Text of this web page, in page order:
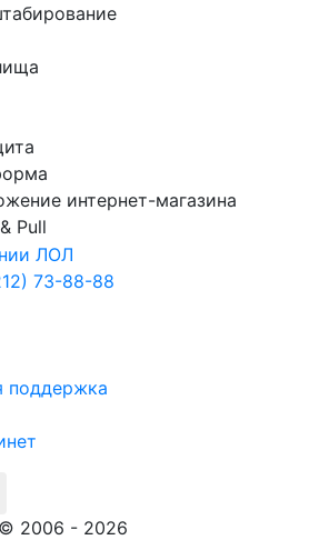
интернет-магазина
Pull
73-88-88
поддержка
2006 - 2026